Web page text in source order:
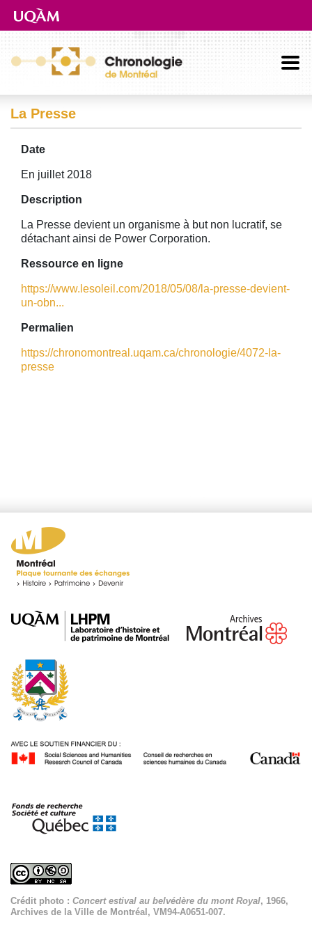
Aller directement au contenu principal
La Presse
Date
En juillet 2018
Description
La Presse devient un organisme à but non lucratif, se
détachant ainsi de Power Corporation.
Ressource en ligne
https://www.lesoleil.com/2018/05/08/la-presse-devient-
un-obn...
Permalien
https://chronomontreal.uqam.ca/chronologie/4072-la-
presse
Crédit photo : Concert estival au belvédère du mont Royal, 1966,
Archives de la Ville de Montréal, VM94-A0651-007.